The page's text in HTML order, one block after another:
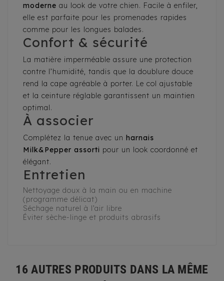
moderne au look de votre chien. Facile à enfiler,
elle est parfaite pour les promenades rapides
comme pour les longues balades.
Confort & sécurité
La matière imperméable assure une protection
contre l’humidité, tandis que la doublure douce
rend la cape agréable à porter. Le col ajustable
et la ceinture réglable garantissent un maintien
optimal.
À associer
Complétez la tenue avec un harnais
Milk&Pepper assorti pour un look coordonné et
élégant.
Entretien
Nettoyage doux à la main ou en machine
(programme délicat)
Séchage naturel à l’air libre
Éviter sèche-linge et produits abrasifs
16 AUTRES PRODUITS DANS LA MÊME